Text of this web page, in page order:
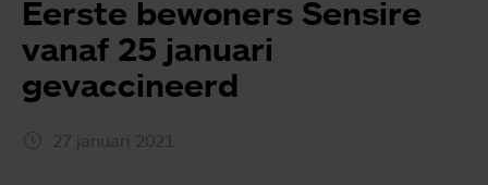
Eerste bewoners Sensire
vanaf 25 januari
gevaccineerd
27 januari 2021